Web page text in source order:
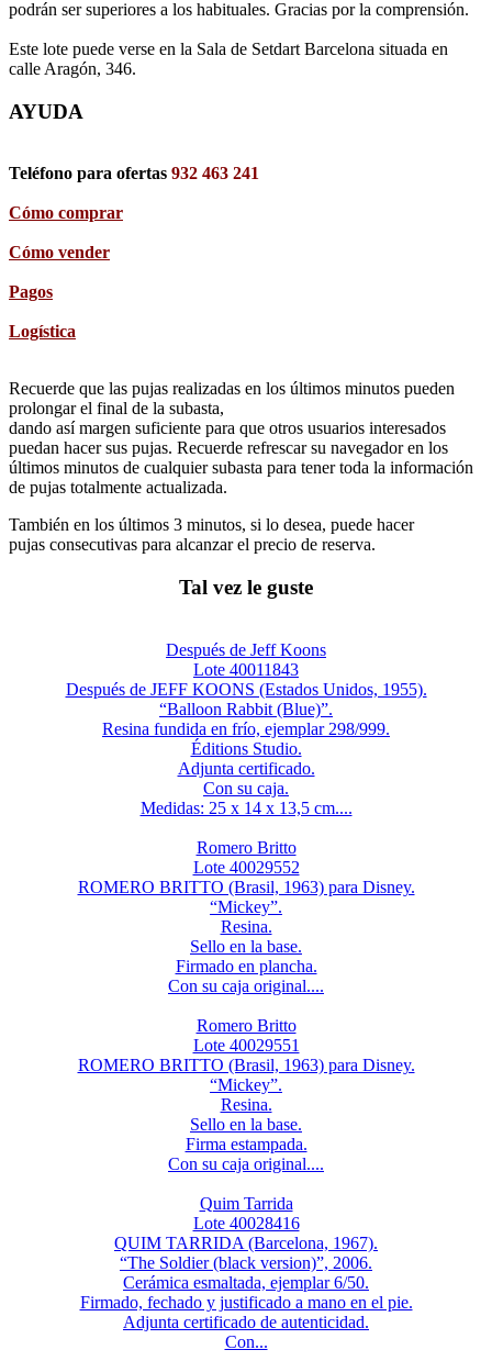
podrán ser superiores a los habituales. Gracias por la comprensión.
Este lote puede verse en la Sala de Setdart Barcelona situada en
calle Aragón, 346.
AYUDA
Teléfono para ofertas 932 463 241
Cómo comprar
Cómo vender
Pagos
Logística
Recuerde que las pujas realizadas en los últimos minutos pueden
prolongar el final de la subasta,
dando así margen suficiente para que otros usuarios interesados
puedan hacer sus pujas. Recuerde refrescar su navegador en los
últimos minutos de cualquier subasta para tener toda la información
de pujas totalmente actualizada.
También en los últimos 3 minutos, si lo desea, puede hacer
pujas consecutivas para alcanzar el precio de reserva.
Tal vez le guste
Después de Jeff Koons
Lote 40011843
Después de JEFF KOONS (Estados Unidos, 1955).
“Balloon Rabbit (Blue)”.
Resina fundida en frío, ejemplar 298/999.
Éditions Studio.
Adjunta certificado.
Con su caja.
Medidas: 25 x 14 x 13,5 cm....
Romero Britto
Lote 40029552
ROMERO BRITTO (Brasil, 1963) para Disney.
“Mickey”.
Resina.
Sello en la base.
Firmado en plancha.
Con su caja original....
Romero Britto
Lote 40029551
ROMERO BRITTO (Brasil, 1963) para Disney.
“Mickey”.
Resina.
Sello en la base.
Firma estampada.
Con su caja original....
Quim Tarrida
Lote 40028416
QUIM TARRIDA (Barcelona, 1967).
“The Soldier (black version)”, 2006.
Cerámica esmaltada, ejemplar 6/50.
Firmado, fechado y justificado a mano en el pie.
Adjunta certificado de autenticidad.
Con...